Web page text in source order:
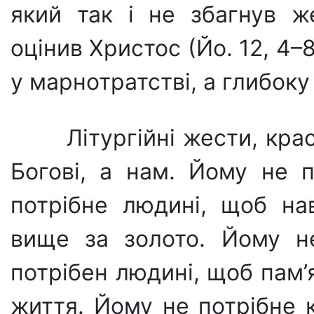
який так і не збагнув
оцінив Христос (Йо. 12,
у марнотратстві, а глибо­ку
Літургійні жести,
Богові, а нам. Йому не
потрібне людині, щоб
вище за золото. Йому
потрібен людині, щоб
життя. Йому не по­трібне